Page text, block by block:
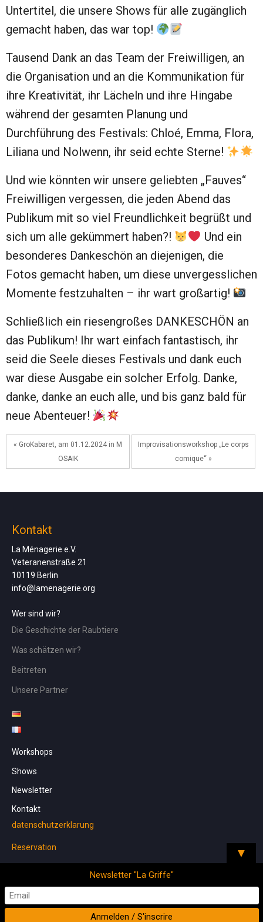
Untertitel, die unsere Shows für alle zugänglich
gemacht haben, das war top!
Tausend Dank an das Team der Freiwilligen, an
die Organisation und an die Kommunikation für
ihre Kreativität, ihr Lächeln und ihre Hingabe
während der gesamten Planung und
Durchführung des Festivals: Chloé, Emma, Flora,
Liliana und Nolwenn, ihr seid echte Sterne!
Und wie könnten wir unsere geliebten „Fauves“
Freiwilligen vergessen, die jeden Abend das
Publikum mit so viel Freundlichkeit begrüßt und
sich um alle gekümmert haben?!
Und ein
besonderes Dankeschön an diejenigen, die
Fotos gemacht haben, um diese unvergesslichen
Momente festzuhalten – ihr wart großartig!
Schließlich ein riesengroßes DANKESCHÖN an
das Publikum! Ihr wart einfach fantastisch, ihr
seid die Seele dieses Festivals und dank euch
war diese Ausgabe ein solcher Erfolg. Danke,
danke, danke an euch alle, und bis ganz bald für
neue Abenteuer!
« GroKabaret, am 01.12.2024 in M
OSAIK
Improvisationsworkshop „Le corps
comique“ »
Kontakt
La Ménagerie e.V.
Veteranenstraße 21
10119 Berlin
info@lamenagerie.org
Wer sind wir?
Die Geschichte der Raubtiere
Was schätzen wir?
Beitreten
Unsere Partner
Workshops
Shows
Newsletter
Kontakt
datenschutzerklarung
Reservation
Theme byStudiovidz
▼
Newsletter "La Griffe"